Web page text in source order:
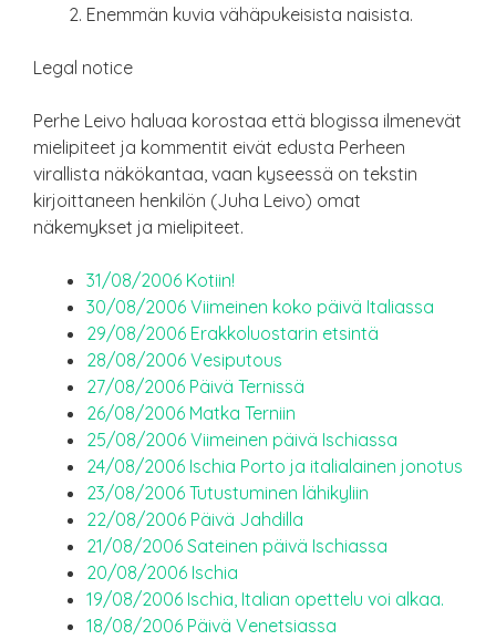
Enemmän kuvia vähäpukeisista naisista.
Legal notice
Perhe Leivo haluaa korostaa että blogissa ilmenevät
mielipiteet ja kommentit eivät edusta Perheen
virallista näkökantaa, vaan kyseessä on tekstin
kirjoittaneen henkilön (Juha Leivo) omat
näkemykset ja mielipiteet.
31/08/2006 Kotiin!
30/08/2006 Viimeinen koko päivä Italiassa
29/08/2006 Erakkoluostarin etsintä
28/08/2006 Vesiputous
27/08/2006 Päivä Ternissä
26/08/2006 Matka Terniin
25/08/2006 Viimeinen päivä Ischiassa
24/08/2006 Ischia Porto ja italialainen jonotus
23/08/2006 Tutustuminen lähikyliin
22/08/2006 Päivä Jahdilla
21/08/2006 Sateinen päivä Ischiassa
20/08/2006 Ischia
19/08/2006 Ischia, Italian opettelu voi alkaa.
18/08/2006 Päivä Venetsiassa